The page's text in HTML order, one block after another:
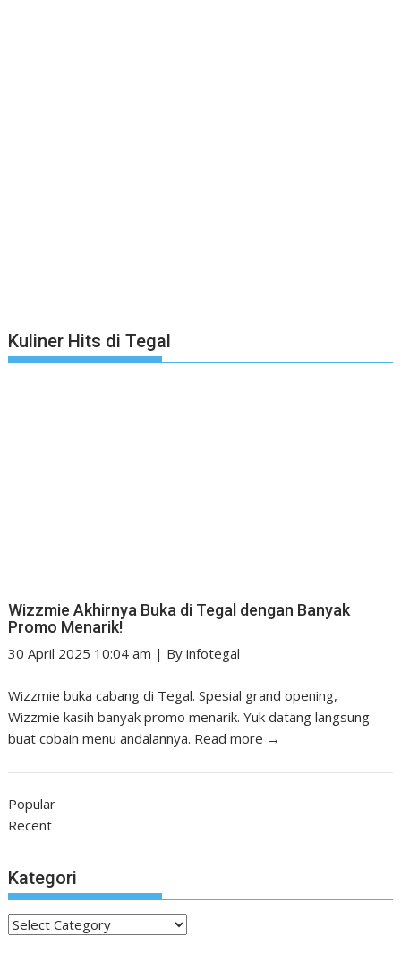
Kuliner Hits di Tegal
Wizzmie Akhirnya Buka di Tegal dengan Banyak
Promo Menarik!
30 April 2025 10:04 am | Byinfotegal
Wizzmie buka cabang di Tegal. Spesial grand opening,
Wizzmie kasih banyak promo menarik. Yuk datang langsung
buat cobain menu andalannya. Read more →
Popular
Recent
Kategori
Kategori